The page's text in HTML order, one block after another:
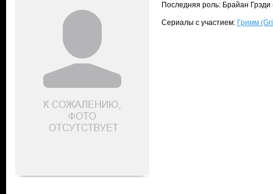
Последняя роль: Брайан
Сериалы с участием: Гримм